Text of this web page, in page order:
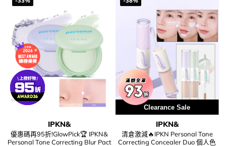
IPKN&
優惠碼再95折!GlowPick🏆 IPKN&
Personal Tone Correcting Blur Pact
Clearance Sale
IPKN&
清倉激減🔥IPKN Personal Tone
Correcting Concealer Duo 個人色